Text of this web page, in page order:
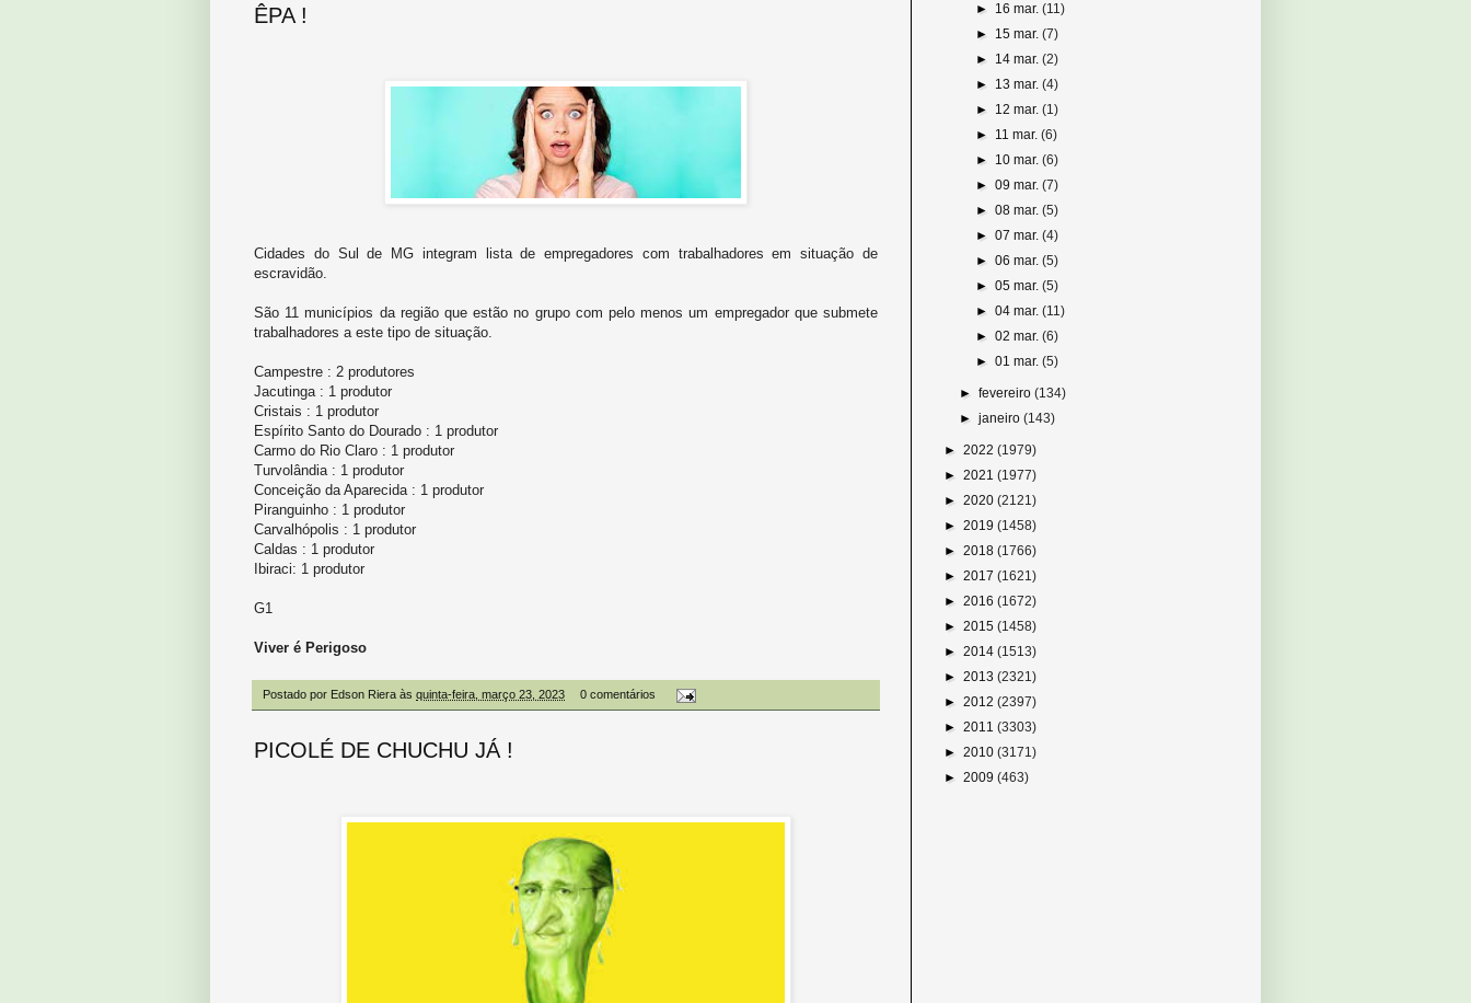
ÊPA !
Cidades do Sul de MG integram lista de empregadores com trabalhadores em situação de
escravidão.
São 11 municípios da região que estão no grupo com pelo menos um empregador que submete
trabalhadores a este tipo de situação.
Campestre : 2 produtores
Jacutinga : 1 produtor
Cristais : 1 produtor
Espírito Santo do Dourado : 1 produtor
Carmo do Rio Claro : 1 produtor
Turvolândia : 1 produtor
Conceição da Aparecida : 1 produtor
Piranguinho : 1 produtor
Carvalhópolis : 1 produtor
Caldas : 1 produtor
Ibiraci: 1 produtor
G1
Viver é Perigoso
Postado por Edson Riera às quinta-feira, março 23, 2023 0 comentários
PICOLÉ DE CHUCHU JÁ !
► 16 mar. (11)
► 15 mar. (7)
► 14 mar. (2)
► 13 mar. (4)
► 12 mar. (1)
► 11 mar. (6)
► 10 mar. (6)
► 09 mar. (7)
► 08 mar. (5)
► 07 mar. (4)
► 06 mar. (5)
► 05 mar. (5)
► 04 mar. (11)
► 02 mar. (6)
► 01 mar. (5)
►fevereiro(134)
►janeiro(143)
► 2022 (1979)
► 2021 (1977)
► 2020 (2121)
► 2019 (1458)
► 2018 (1766)
► 2017 (1621)
► 2016 (1672)
► 2015 (1458)
► 2014 (1513)
► 2013 (2321)
► 2012 (2397)
► 2011 (3303)
► 2010 (3171)
► 2009 (463)